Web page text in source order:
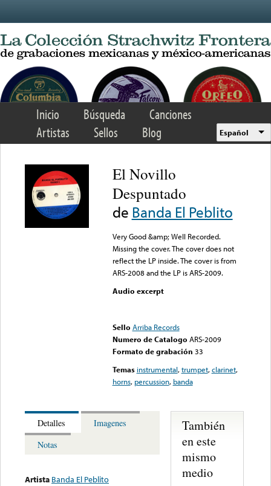
Inicio Búsqueda
Canciones
Artistas
Sellos Blog Español
El Novillo
Despuntado
de Banda El Peblito
Very Good &amp; Well Recorded.
Missing the cover. The cover does not
reflect the LP inside. The cover is from
ARS-2008 and the LP is ARS-2009.
Audio excerpt
Sello Arriba Records
Numero de Catalogo ARS-2009
Formato de grabación 33
Temas instrumental,trumpet,clarinet,
horns, percussion, banda
Detalles
Imagenes
Notas
Artista Banda El Peblito
También
en este
mismo
medio